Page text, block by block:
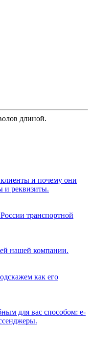
длиной.
и почему они
и реквизиты.
транспортной
нашей компании.
как его
для вас способом: e-